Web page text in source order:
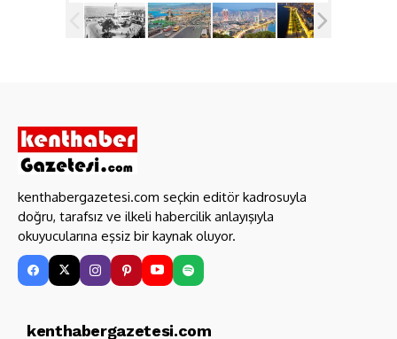
kenthabergazetesi.com seçkin editör kadrosuyla
doğru, tarafsız ve ilkeli habercilik anlayışıyla
okuyucularına eşsiz bir kaynak oluyor.
kenthabergazetesi.com